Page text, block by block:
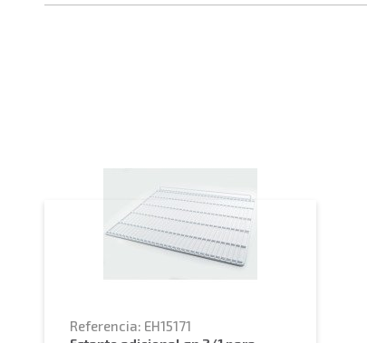
Referencia: EH15171